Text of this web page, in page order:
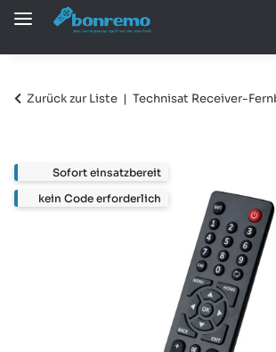
Zurück zur Liste Technisat Receiver-